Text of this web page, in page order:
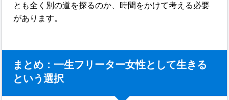
とも全く別の道を探るのか、時間をかけて考える必要
があります。
まとめ：一生フリーター女性として生きる
という選択